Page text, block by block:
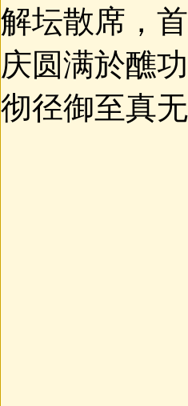
解坛散席，
庆圆满於醮
彻径御至真无